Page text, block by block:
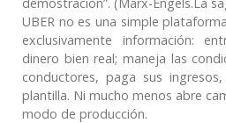
UBER no es una simple
exclusivamente información:
dinero bien real; maneja las
conductores, paga sus
plantilla. Ni mucho menos abre
modo de producción.